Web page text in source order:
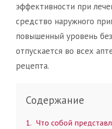
эффективности при
средство наружного
повышенный уровень
отпускается во всех
рецепта.
Содержание
1
Что собой